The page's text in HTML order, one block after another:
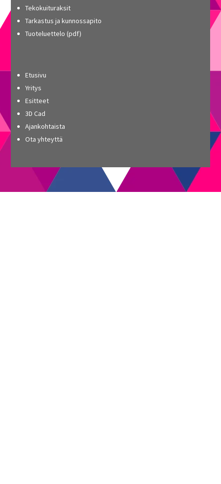
Tekokuituraksit
Tarkastus ja kunnossapito
Tuoteluettelo (pdf)
Etusivu
Yritys
Esitteet
3D Cad
Ajankohtaista
Ota yhteyttä